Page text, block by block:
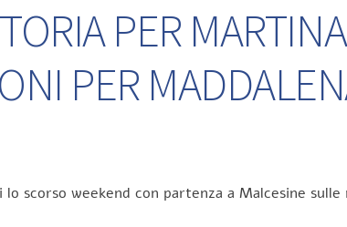
PER
PER
scorso weekend con partenza a Malcesine